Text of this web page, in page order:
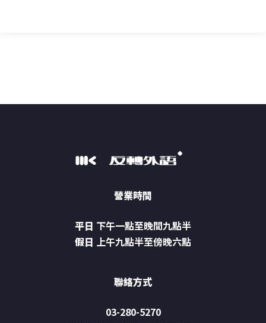
營業時間
平日 下午一點至晚間九點半
假日 上午九點半至傍晚六點
聯絡方式
03-280-5270